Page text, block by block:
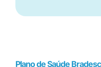
Plano de Saúde